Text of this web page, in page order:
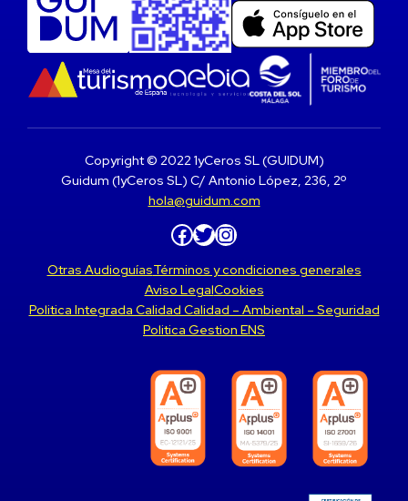
Copyright © 2022 1yCeros SL (GUIDUM)
Guidum (1yCeros SL) C/ Antonio López, 236, 2º
hola@guidum.com
Facebook Twitter Instagram
Otras AudioguíasTérminos y condiciones generales
Aviso LegalCookies
Politica Integrada Calidad Calidad – Ambiental – Seguridad
Politica Gestion ENS